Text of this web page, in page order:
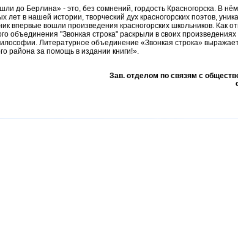
до Берлина» - это, без сомнений, гордость Красногорска. В
в нашей истории, творческий дух красногорских поэтов,
впервые вошли произведения красногорских школьников. Как
объединения "Звонкая строка" раскрыли в своих
Литературное объединение «Звонкая строка»
района за помощь в издании книги!».
Зав. отделом по связям с